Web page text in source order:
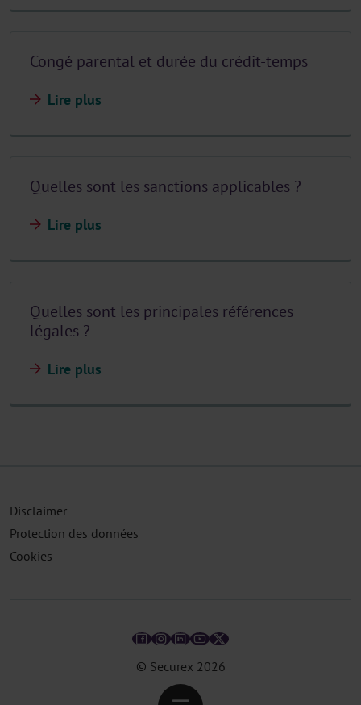
Congé parental et durée du crédit-temps
Lire plus
Quelles sont les sanctions applicables ?
Lire plus
Quelles sont les principales références
légales ?
Lire plus
© Securex 2026
Disclaimer
Protection des données
Cookies